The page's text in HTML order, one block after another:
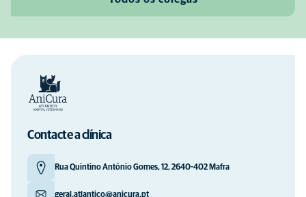
Contacte a clínica
Rua Quintino António Gomes, 12, 2640-402 Mafra
geral.atlantico@anicura.pt